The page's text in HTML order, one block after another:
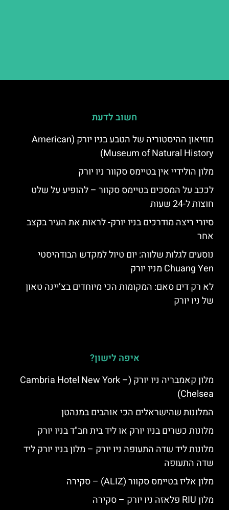
חשוב לדעת
מוזיאון ההיסטוריה של הטבע בניו יורק (American
Museum of Natural History)
מלון הולידיי אין בטיימס סקוור ניו יורק
לככב על המסכים בטיימס סקוור – להופיע על שלט
חוצות ל-24 שעות
סיורי ריצה מודרכים בניו יורק- לראות את העיר בקצב
אחר
נוסעים לגלות שלווה: יום טיול למקדש הבודהיסטי
Chuang Yen מניו יורק
לא רק דים סאם: המקומות הכי מיוחדים בצ’יינה טאון
של ניו יורק
איפה לישון?
מלון קאמבריה ניו יורק (Cambria Hotel New York –
Chelsea)
המלונות שהישראלים הכי אוהבים במנהטן
מלונות כשרים בניו יורק או ליד בית חב"ד בניו יורק
מלונות ליד שדה התעופה ניו יורק – מלון בניו יורק ליד
שדה התעופה
מלון אליז בטיימס סקוור (ALIZ) – סקירה
מלון RIU פלאזה ניו יורק – סקירה